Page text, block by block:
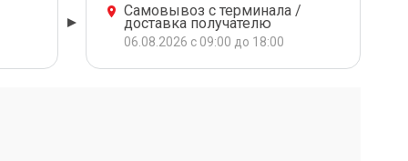
Самовывоз с терминала /
доставка получателю
06.08.2026 с 09:00 до 18:00